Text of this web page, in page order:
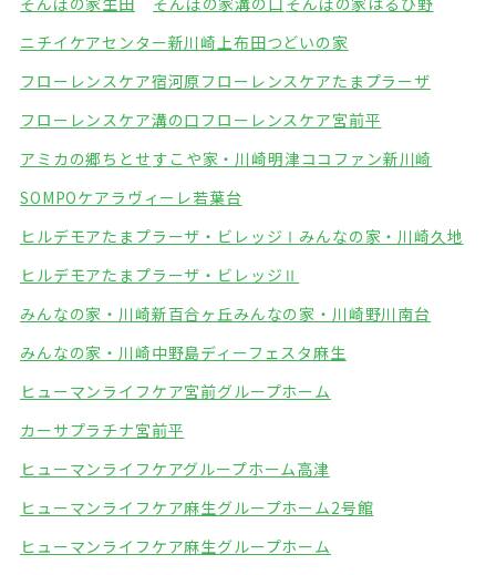
ニチイケアセンター新川崎 上布田つどいの家
フローレンスケア宿河原フローレンスケアたまプラーザ
フローレンスケア溝の口 フローレンスケア宮前平
アミカの郷ちとせすこや家・川崎明津ココファン新川崎
SOMPOケアラヴィーレ若葉台
ヒルデモアたまプラーザ・ビレッジⅠ みんなの家・川崎久地
ヒルデモアたまプラーザ・ビレッジⅡ
みんなの家・川崎新百合ヶ丘みんなの家・川崎野川南台
みんなの家・川崎中野島ディーフェスタ麻生
ヒューマンライフケア宮前グループホーム
カーサプラチナ宮前平
ヒューマンライフケアグループホーム高津
ヒューマンライフケア麻生グループホーム2号館
ヒューマンライフケア麻生グループホーム